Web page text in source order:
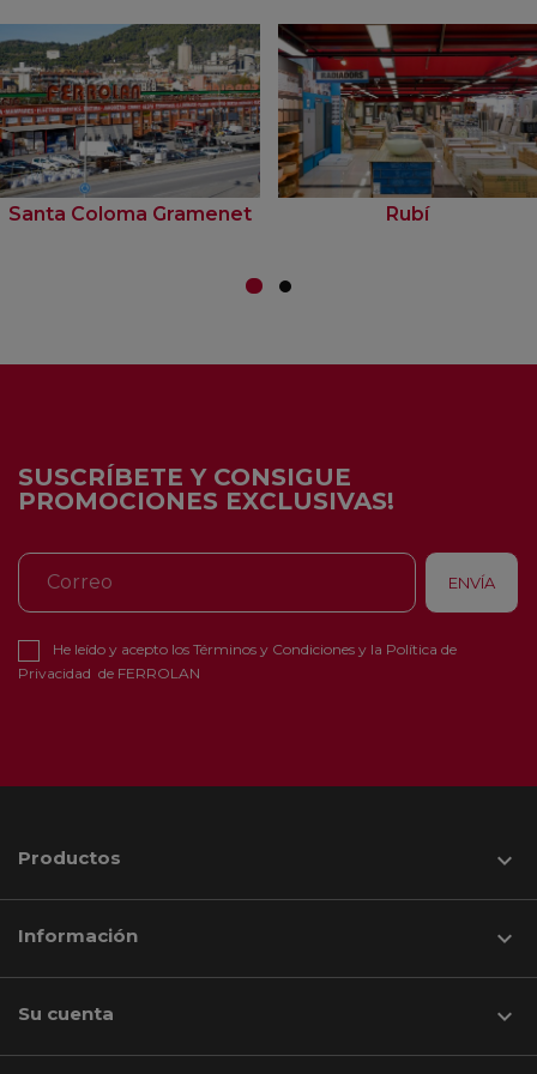
Santa Coloma Gramenet Rubí
SUSCRÍBETE Y CONSIGUE
PROMOCIONES EXCLUSIVAS!
He leído y acepto los Términos y Condiciones y la Política de
Privacidad de FERROLAN
Productos 
Información 
Su cuenta 